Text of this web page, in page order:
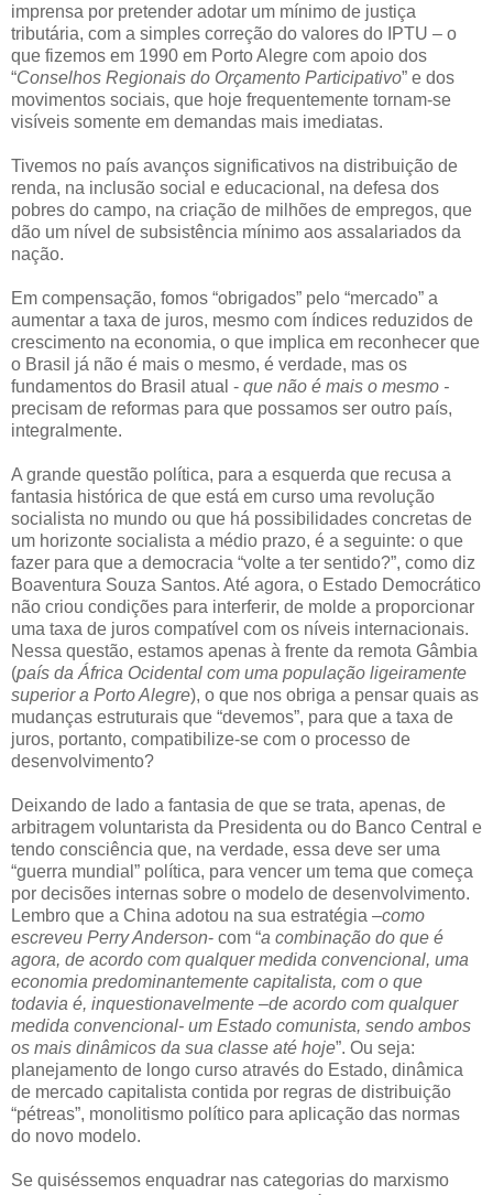
imprensa por pretender adotar um mínimo de justiça
tributária, com a simples correção do valores do IPTU – o
que fizemos em 1990 em Porto Alegre com apoio dos
“Conselhos Regionais do Orçamento Participativo” e dos
movimentos sociais, que hoje frequentemente tornam-se
visíveis somente em demandas mais imediatas.
Tivemos no país avanços significativos na distribuição de
renda, na inclusão social e educacional, na defesa dos
pobres do campo, na criação de milhões de empregos, que
dão um nível de subsistência mínimo aos assalariados da
nação.
Em compensação, fomos “obrigados” pelo “mercado” a
aumentar a taxa de juros, mesmo com índices reduzidos de
crescimento na economia, o que implica em reconhecer que
o Brasil já não é mais o mesmo, é verdade, mas os
fundamentos do Brasil atual - que não é mais o mesmo -
precisam de reformas para que possamos ser outro país,
integralmente.
A grande questão política, para a esquerda que recusa a
fantasia histórica de que está em curso uma revolução
socialista no mundo ou que há possibilidades concretas de
um horizonte socialista a médio prazo, é a seguinte: o que
fazer para que a democracia “volte a ter sentido?”, como diz
Boaventura Souza Santos. Até agora, o Estado Democrático
não criou condições para interferir, de molde a proporcionar
uma taxa de juros compatível com os níveis internacionais.
Nessa questão, estamos apenas à frente da remota Gâmbia
(país da África Ocidental com uma população ligeiramente
superior a Porto Alegre), o que nos obriga a pensar quais as
mudanças estruturais que “devemos”, para que a taxa de
juros, portanto, compatibilize-se com o processo de
desenvolvimento?
Deixando de lado a fantasia de que se trata, apenas, de
arbitragem voluntarista da Presidenta ou do Banco Central e
tendo consciência que, na verdade, essa deve ser uma
“guerra mundial” política, para vencer um tema que começa
por decisões internas sobre o modelo de desenvolvimento.
Lembro que a China adotou na sua estratégia –como
escreveu Perry Anderson- com “a combinação do que é
agora, de acordo com qualquer medida convencional, uma
economia predominantemente capitalista, com o que
todavia é, inquestionavelmente –de acordo com qualquer
medida convencional- um Estado comunista, sendo ambos
os mais dinâmicos da sua classe até hoje”. Ou seja:
planejamento de longo curso através do Estado, dinâmica
de mercado capitalista contida por regras de distribuição
“pétreas”, monolitismo político para aplicação das normas
do novo modelo.
Se quiséssemos enquadrar nas categorias do marxismo